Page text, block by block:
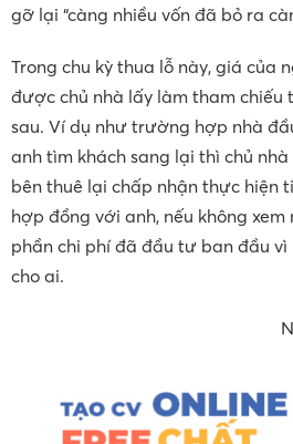
gỡ lại “càng nhiều vốn đã bỏ ra
Trong chu kỳ thua lỗ này, giá của
được chủ nhà lấy làm tham chiếu
sau. Ví dụ như trường hợp nhà
anh tìm khách sang lại thì chủ
bên thuê lại chấp nhận thực hiện
hợp đồng với anh, nếu không
phần chi phí đã đầu tư ban đầu
cho ai.